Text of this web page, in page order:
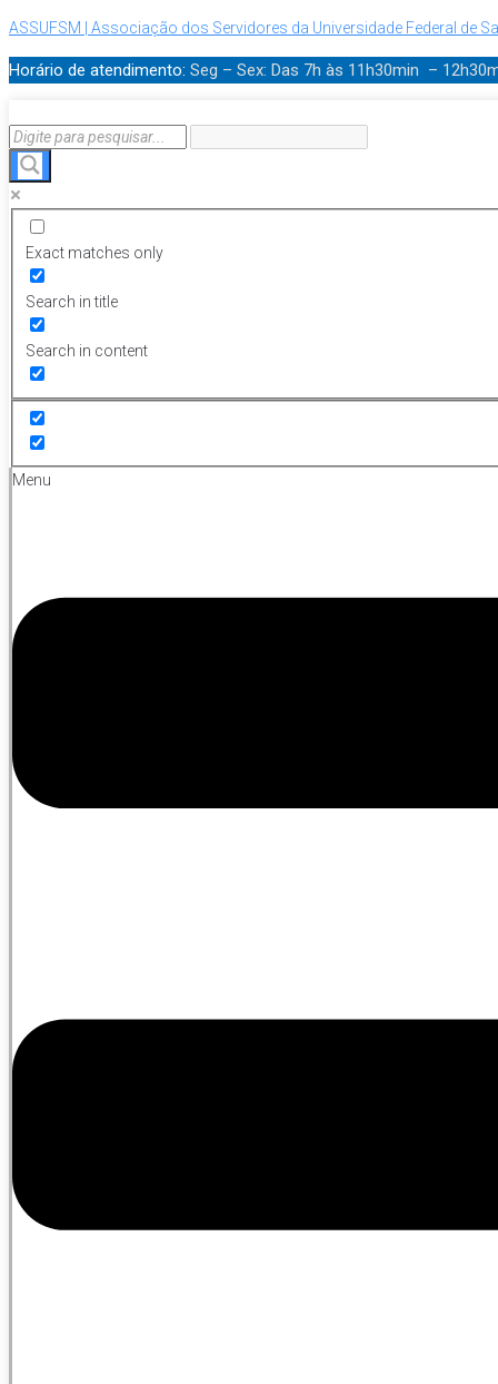
ASSUFSM | Associação dos Servidores da Universidade Federal de
Horário de atendimento: Seg – Sex: Das 7h às 11h30min –
Exact matches only
Search in title
Search in content
Menu